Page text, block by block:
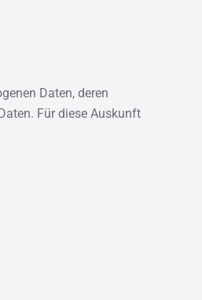
Daten, deren
Für diese Auskunft